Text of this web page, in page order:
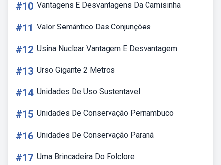
#10 Vantagens E Desvantagens Da Camisinha
#11 Valor Semântico Das Conjunções
#12 Usina Nuclear Vantagem E Desvantagem
#13 Urso Gigante 2 Metros
#14 Unidades De Uso Sustentavel
#15 Unidades De Conservação Pernambuco
#16 Unidades De Conservação Paraná
#17 Uma Brincadeira Do Folclore